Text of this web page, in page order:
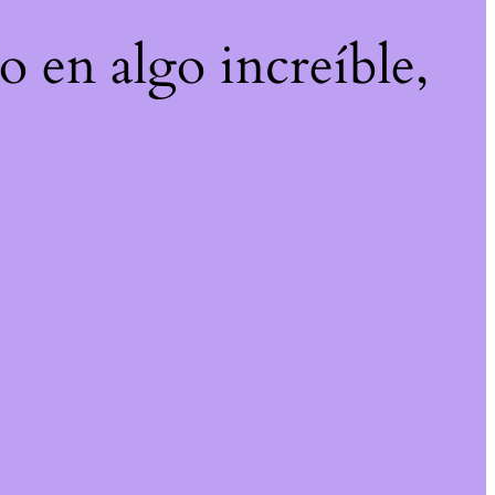
en algo increíble,